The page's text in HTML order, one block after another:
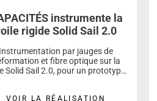
instrumente la
rigide Solid Sail 2.0
Instrumentation par jauges de
et fibre optique sur la
Solid Sail 2.0, pour un prototype
VOIR LA RÉALISATION